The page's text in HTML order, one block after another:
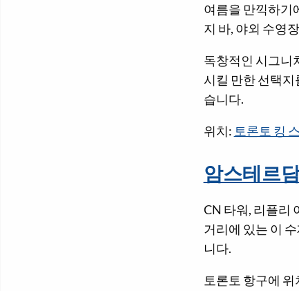
여름을 만끽하기
지 바, 야외 수영
독창적인 시그니
시킬 만한 선택지
습니다.
위치: 토론토 킹
암스테르
CN 타워, 리플리
거리에 있는 이
니다.
토론토 항구에